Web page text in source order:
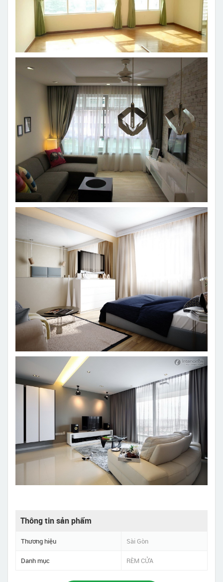
Thông tin sản phẩm
Thương hiệu Sài Gòn
Danh mục RÈM CỬA